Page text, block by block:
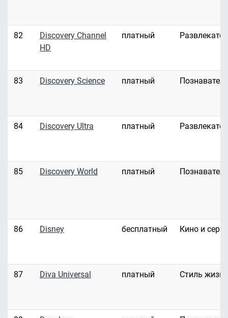
82
Discovery Channel
HD
платный
83 Discovery Science платный
84 Discovery Ultra платный
85 Discovery World платный
86 Disney бесплатный Кино и
87 Diva Universal платный Стиль жизни